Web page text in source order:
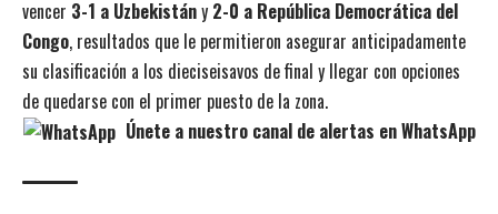
vencer 3-1 a Uzbekistány 2-0 a República Democrática del
Congo, resultados que le permitieron asegurar anticipadamente
su clasificación a los dieciseisavos de final y llegar con opciones
de quedarse con el primer puesto de la zona.
Únete a nuestro canal de alertas en WhatsApp